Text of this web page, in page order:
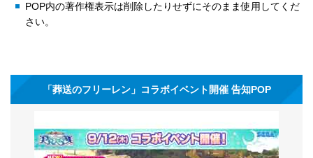
POP内の著作権表示は削除したりせずにそのまま使用してくだ
さい。
「葬送のフリーレン」コラボイベント開催 告知POP